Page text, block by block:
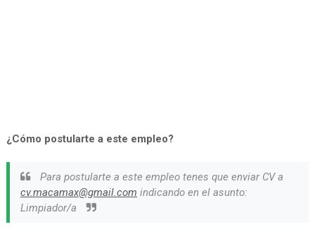
¿Cómo postularte a este empleo?
Para postularte a este empleo tenes que enviar CV a
cv.macamax@gmail.com indicando en el asunto:
Limpiador/a